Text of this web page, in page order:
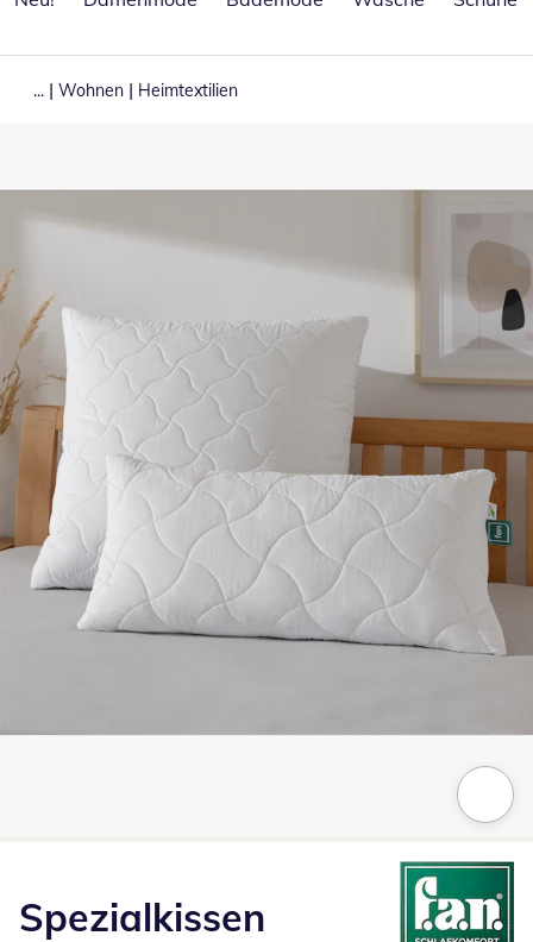
... | Wohnen | Heimtextilien
Spezialkissen